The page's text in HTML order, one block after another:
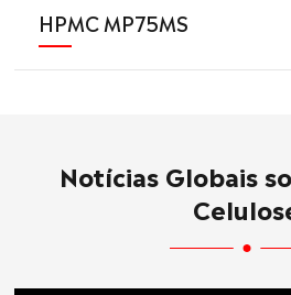
HPMC MP75MS
Notícias Globais